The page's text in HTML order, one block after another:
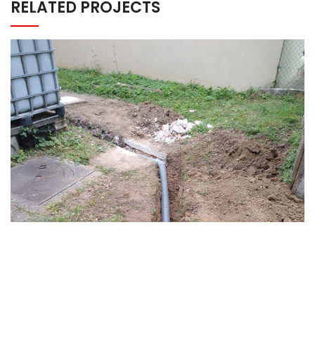
RELATED PROJECTS